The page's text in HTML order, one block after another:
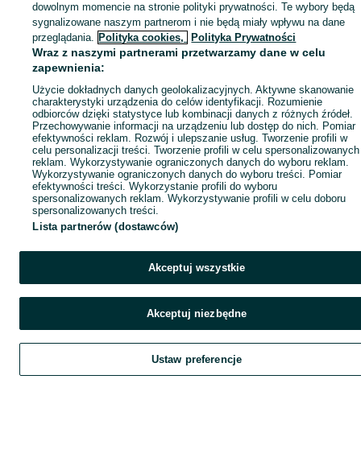
Szukaj Obserwujesz Dodaj Czat
dowolnym momencie na stronie polityki prywatności. Te wybory będą
sygnalizowane naszym partnerom i nie będą miały wpływu na dane
przeglądania. Polityka cookies, Polityka Prywatności
Wraz z naszymi partnerami przetwarzamy dane w celu
zapewnienia:
Użycie dokładnych danych geolokalizacyjnych. Aktywne skanowanie
charakterystyki urządzenia do celów identyfikacji. Rozumienie
odbiorców dzięki statystyce lub kombinacji danych z różnych źródeł.
Przechowywanie informacji na urządzeniu lub dostęp do nich. Pomiar
efektywności reklam. Rozwój i ulepszanie usług. Tworzenie profili w
celu personalizacji treści. Tworzenie profili w celu spersonalizowanych
reklam. Wykorzystywanie ograniczonych danych do wyboru reklam.
Wykorzystywanie ograniczonych danych do wyboru treści. Pomiar
efektywności treści. Wykorzystanie profili do wyboru
spersonalizowanych reklam. Wykorzystywanie profili w celu doboru
spersonalizowanych treści.
Lista partnerów (dostawców)
Akceptuj wszystkie
Akceptuj niezbędne
Ustaw preferencje